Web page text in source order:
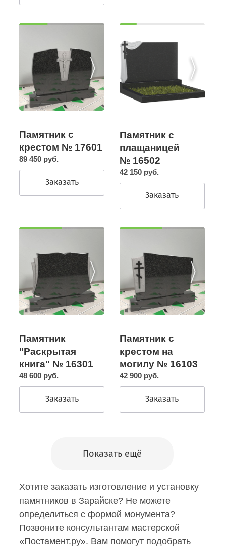
Памятник с
крестом № 17601
89 450 руб.
Заказать
Памятник с
плащаницей
№ 16502
42 150 руб.
Заказать
Памятник
"Раскрытая
книга" № 16301
48 600 руб.
Заказать
Памятник с
крестом на
могилу № 16103
42 900 руб.
Заказать
Показать ещё
Хотите заказать изготовление и установку
памятников в Зарайске? Не можете
определиться с формой монумента?
Позвоните консультантам мастерской
«Постамент.ру». Вам помогут подобрать